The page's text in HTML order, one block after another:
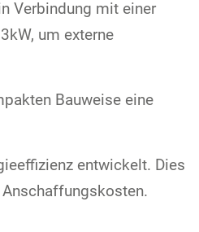
Verbindung mit einer
um externe
Bauweise eine
entwickelt. Dies